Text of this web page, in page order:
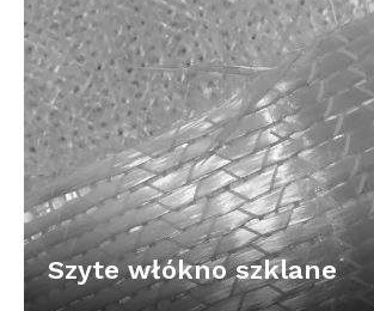
Szyte włókno szklane